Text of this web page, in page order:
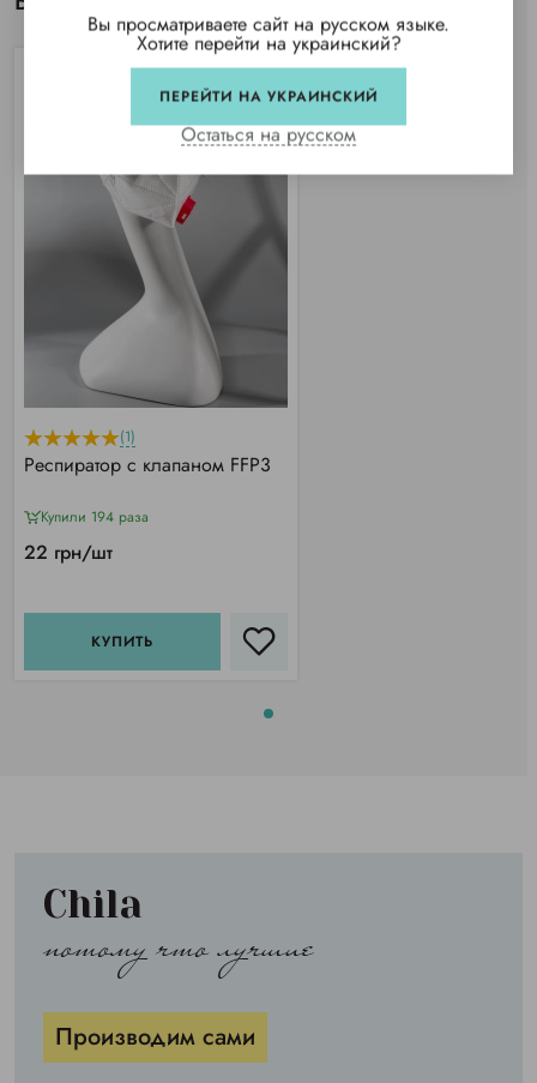
(1)
Респиратор с клапаном FFP3
Купили 194 раза
22 грн/шт
КУПИТЬ
Chila
потому что лучшие
Производим сами
Вы просматриваете сайт на русском языке.
Хотите перейти на украинский?
ПЕРЕЙТИ НА УКРАИНСКИЙ
Остаться на русском